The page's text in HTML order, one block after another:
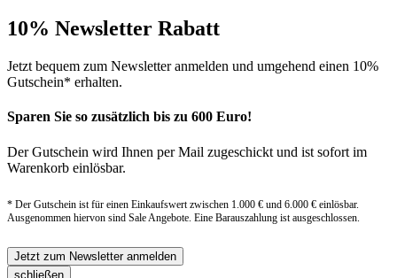
10% Newsletter Rabatt
Jetzt bequem zum Newsletter anmelden und umgehend einen 10%
Gutschein* erhalten.
Sparen Sie so zusätzlich bis zu 600 Euro!
Der Gutschein wird Ihnen per Mail zugeschickt und ist sofort im
Warenkorb einlösbar.
* Der Gutschein ist für einen Einkaufswert zwischen 1.000 € und 6.000 € einlösbar.
Ausgenommen hiervon sind Sale Angebote. Eine Barauszahlung ist ausgeschlossen.
Jetzt zum Newsletter anmelden
schließen